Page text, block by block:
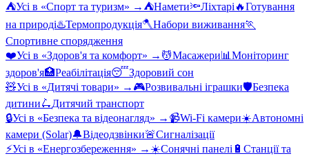
⛺Усі в «Спорт та туризм» → ⛺Намети🔦Ліхтарі 🔥Готування
на природі♨️Термопродукція🪓Набори виживання🏃
Спортивне спорядження
❤️Усі в «Здоров'я та комфорт» → 💆Масажери📊 Моніторинг
здоров'я🏥Реабілітація😴Здоровий сон
🧸Усі в «Дитячі товари» → 🎮Розвивальні іграшки🛡️Безпека
дитини🛴Дитячий транспорт
🔒Усі в «Безпека та відеонагляд» → 📹Wi-Fi камери☀️Автономні
камери (Solar)🔔Відеодзвінки🚨Сигналізації
⚡Усі в «Енергозбереження» → ☀️Сонячні панелі 🔋 Станції та